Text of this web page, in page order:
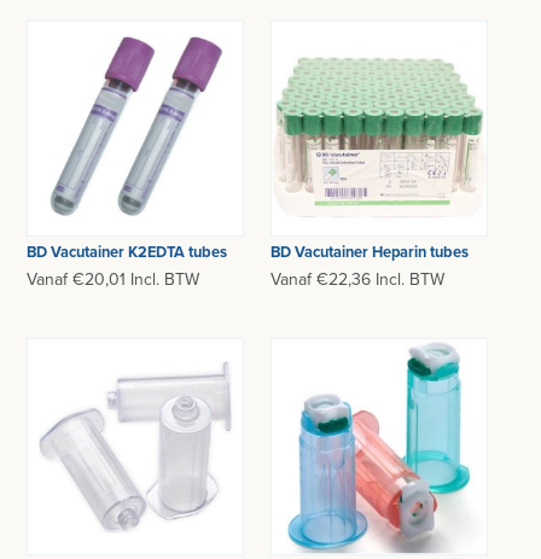
BD Vacutainer K2EDTA tubes
Vanaf €20,01 Incl. BTW
BD Vacutainer Heparin tubes
Vanaf €22,36 Incl. BTW